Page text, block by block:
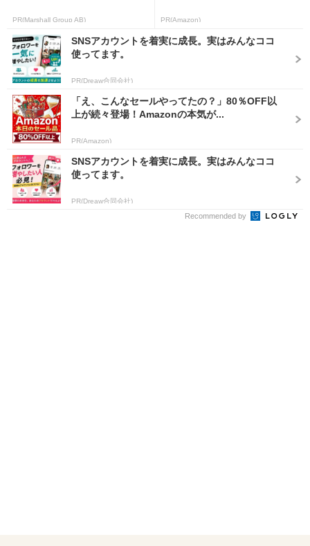
PR(Marshall Group AB) PR(Amazon)
SNSアカウントを着実に成長。実はみんなココ
使ってます。
PR(Dreaw合同会社)
「え、こんなセールやってたの？」80％OFF以
上が続々登場！Amazonの本気が...
PR(Amazon)
SNSアカウントを着実に成長。実はみんなココ
使ってます。
PR(Dreaw合同会社)
Recommended by